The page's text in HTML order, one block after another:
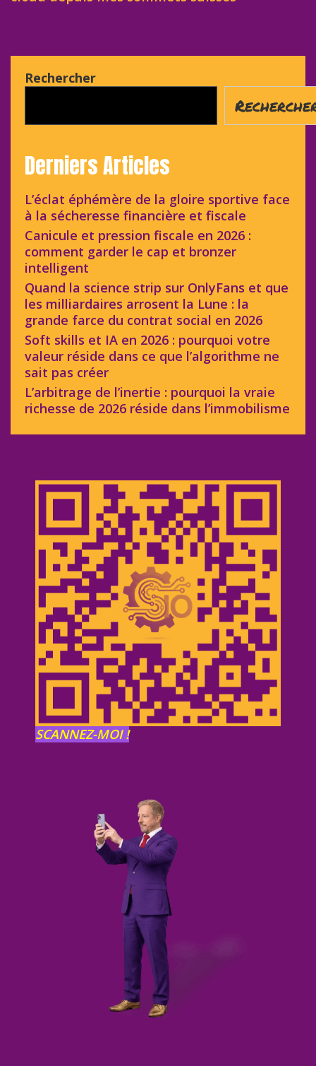
Rechercher
Derniers Articles
L’éclat éphémère de la gloire sportive face
à la sécheresse financière et fiscale
Canicule et pression fiscale en 2026 :
comment garder le cap et bronzer
intelligent
Quand la science strip sur OnlyFans et que
les milliardaires arrosent la Lune : la
grande farce du contrat social en 2026
Soft skills et IA en 2026 : pourquoi votre
valeur réside dans ce que l’algorithme ne
sait pas créer
L’arbitrage de l’inertie : pourquoi la vraie
richesse de 2026 réside dans l’immobilisme
SCANNEZ-MOI !